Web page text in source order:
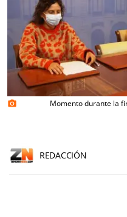
photo_camera
Momento durante la
REDACCIÓN